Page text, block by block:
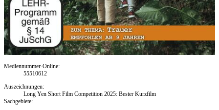
Mediennummer-Online:
55510612
Auszeichnungen:
Long Yen Short Film Competition 2025: Bester Kurzfilm
Sachgebiete: